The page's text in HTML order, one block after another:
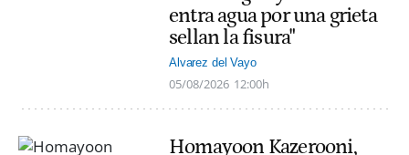
entra agua por una grieta
sellan la fisura"
Alvarez del Vayo
05/08/2026 12:00h
Homayoon Kazerooni,